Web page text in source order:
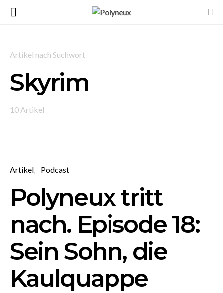
Artikel nach Suchwort
Skyrim
10 Artikel
Artikel Podcast
Polyneux tritt
nach. Episode 18:
Sein Sohn, die
Kaulquappe